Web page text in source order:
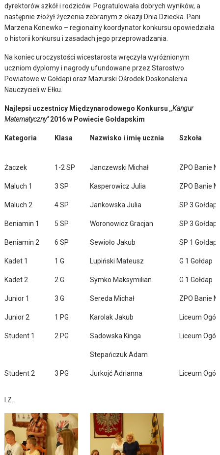
dyrektorów szkół i rodziców. Pogratulowała dobrych wyników, a
następnie złożył życzenia zebranym z okazji Dnia Dziecka. Pani
Marzena Konewko – regionalny koordynator konkursu opowiedziała
o historii konkursu i zasadach jego przeprowadzania.
Na koniec uroczystości wicestarosta wręczyła wyróżnionym
uczniom dyplomy i nagrody ufundowane przez Starostwo
Powiatowe w Gołdapi oraz Mazurski Ośrodek Doskonalenia
Nauczycieli w Ełku.
Najlepsi uczestnicy Międzynarodowego Konkursu,,Kangur
Matematyczny”2016 w Powiecie Gołdapskim
Kategoria Klasa Nazwisko i imię ucznia Szkoła
Żaczek 1-2 SP Janczewski Michał ZPO Banie
Maluch 1 3 SP Kasperowicz Julia ZPO Banie
Maluch 2 4 SP Jankowska Julia SP 3 Gołdap
Beniamin 1 5 SP Woronowicz Gracjan SP 3 Gołdap
Beniamin 2 6 SP Sewioło Jakub SP 1 Gołdap
Kadet 1 1 G Lupiński Mateusz G 1 Gołdap
Kadet 2 2 G Symko Maksymilian G 1 Gołdap
Junior 1 3 G Sereda Michał ZPO Banie
Junior 2 1 PG Karolak Jakub Liceum
Student 1 2 PG Sadowska Kinga Liceum
Stepańczuk Adam
Student 2 3 PG Jurkojć Adrianna Liceum
I.Z.